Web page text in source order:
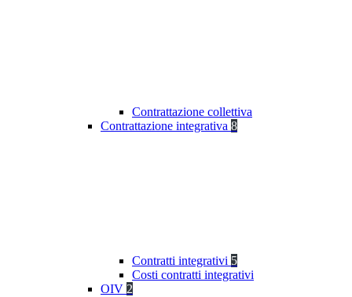
Contrattazione collettiva
Contrattazione integrativa 8
Contratti integrativi 5
Costi contratti integrativi
OIV 2